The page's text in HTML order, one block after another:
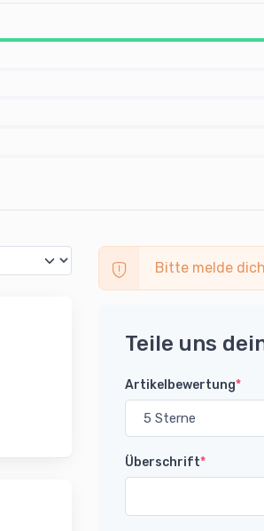
Bitte melde
Teile uns
Artikelbewertung*
Überschrift*